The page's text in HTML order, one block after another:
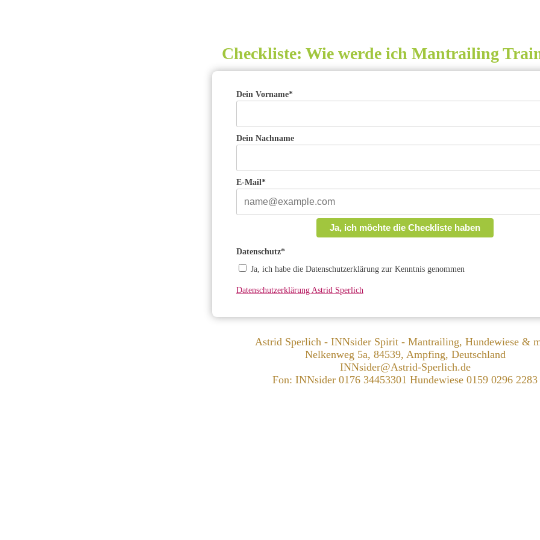
Checkliste: Wie werde ich Mantrailing
Dein Vorname*
Dein Nachname
E-Mail*
Ja, ich möchte die Checkliste haben
Datenschutz*
Ja, ich habe die Datenschutzerklärung zur Kenntnis genommen
Datenschutzerklärung Astrid Sperlich
Astrid Sperlich - INNsider Spirit - Mantrailing, Hundewiese &
Nelkenweg 5a, 84539, Ampfing, Deutschland
INNsider@Astrid-Sperlich.de
Fon: INNsider 0176 34453301 Hundewiese 0159 0296 2283